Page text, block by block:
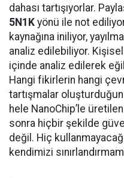
dahası tartışıyorlar.
5N1K yönü ile not
kaynağına iniliyor,
analiz edilebiliyor.
içinde analiz edilerek
Hangi fikirlerin hangi
tartışmalar
hele NanoChip’le
sonra hiçbir şekilde
değil. Hiç
kendimizi